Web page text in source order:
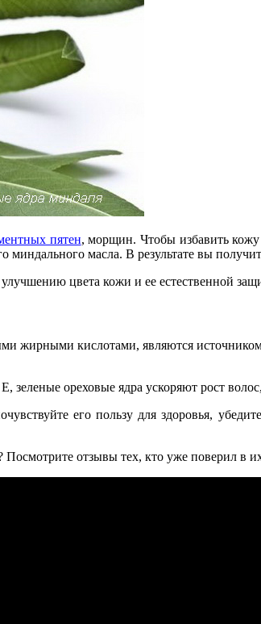
пятен, морщин. Чтобы избавить
миндального масла. В результате вы
цвета кожи и ее естественной
жирными кислотами, являются
ореховые ядра ускоряют рост
его пользу для здоровья,
отзывы тех, кто уже поверил в